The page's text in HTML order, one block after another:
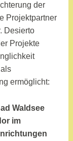
der
Projektpartner
Desierto
Projekte
ermöglicht:
Waldsee
im